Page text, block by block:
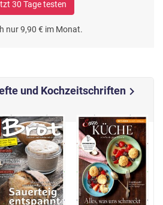
30 Tage testen
nur 9,90 € im Monat.
und Kochzeitschriftenchevron_right